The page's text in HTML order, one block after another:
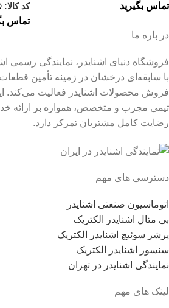
تماس بگیرید کد کالا:
تماس
در باره ما
فروشگاه دنیای اشنایدر، نمایندگی رسمی
با سابقه‌ای درخشان در زمینه تأمین
فروش محصولات اشنایدر فعالیت می‌کند.
تیمی مجرب و متخصص، همواره بر ارائه
رضایت کامل مشتریان تمرکز دارد.
دسترسی های مهم
اتوماسیون صنعتی اشنایدر
بی متال اشنایدر الکتریک
پرشر سوئیچ اشنایدر الکتریک
سنسور اشنایدر الکتریک
نمایندگی اشنایدر در تهران
لینک های مهم